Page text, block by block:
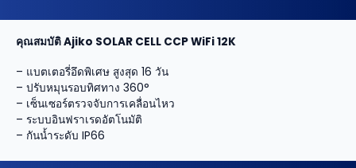
คุณสมบัติ Ajiko SOLAR CELL CCP WiFi 12K
– แบตเตอรี่อึดพิเศษ สูงสุด 16 วัน
– ปรับหมุนรอบทิศทาง 360°
– เซ็นเซอร์ตรวจจับการเคลื่อนไหว
– ระบบอินฟราเรดอัตโนมัติ
– กันน้ำระดับ IP66